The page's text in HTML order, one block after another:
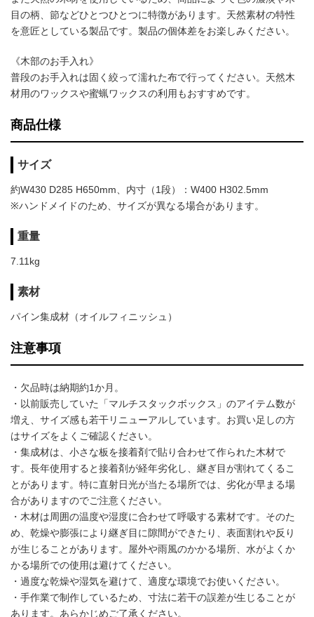
目の柄、節などひとつひとつに特徴があります。天然素材の特性
を意匠としている製品です。製品の個体差をお楽しみください。
《木部のお手入れ》
普段のお手入れは固く絞って濡れた布で行ってください。天然木
材用のワックスや蜜蝋ワックスの利用もおすすめです。
商品仕様
サイズ
約W430 D285 H650mm、内寸（1段）：W400 H302.5mm
※ハンドメイドのため、サイズが異なる場合があります。
重量
7.11kg
素材
パイン集成材（オイルフィニッシュ）
注意事項
・欠品時は納期約1か月。
・以前販売していた「マルチスタックボックス」のアイテム数が
増え、サイズ感も若干リニューアルしています。お買い足しの方
はサイズをよくご確認ください。
・集成材は、小さな板を接着剤で貼り合わせて作られた木材で
す。長年使用すると接着剤が経年劣化し、継ぎ目が割れてくるこ
とがあります。特に直射日光が当たる場所では、劣化が早まる場
合がありますのでご注意ください。
・木材は周囲の温度や湿度に合わせて呼吸する素材です。そのた
め、乾燥や膨張により継ぎ目に隙間ができたり、表面割れや反り
が生じることがあります。屋外や雨風のかかる場所、水がよくか
かる場所での使用は避けてください。
・過度な乾燥や湿気を避けて、適度な環境でお使いください。
・手作業で制作しているため、寸法に若干の誤差が生じることが
あります。あらかじめご了承ください。